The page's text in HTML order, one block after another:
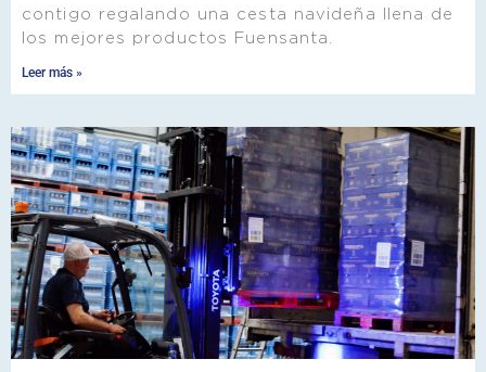
contigo regalando una cesta navideña llena de
los mejores productos Fuensanta.
Leer más »